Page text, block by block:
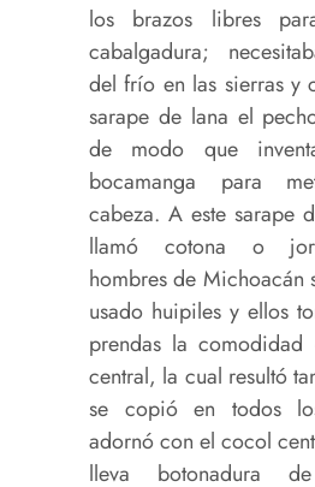
los brazos libres
cabalgadura;
del frío en las sierras y
sarape de lana el
de modo que
bocamanga para
cabeza. A este sarape
llamó cotona o
hombres de Michoacán
usado huipiles y ellos
prendas la
central, la cual resultó
se copió en todos
adornó con el cocol
lleva botonadura